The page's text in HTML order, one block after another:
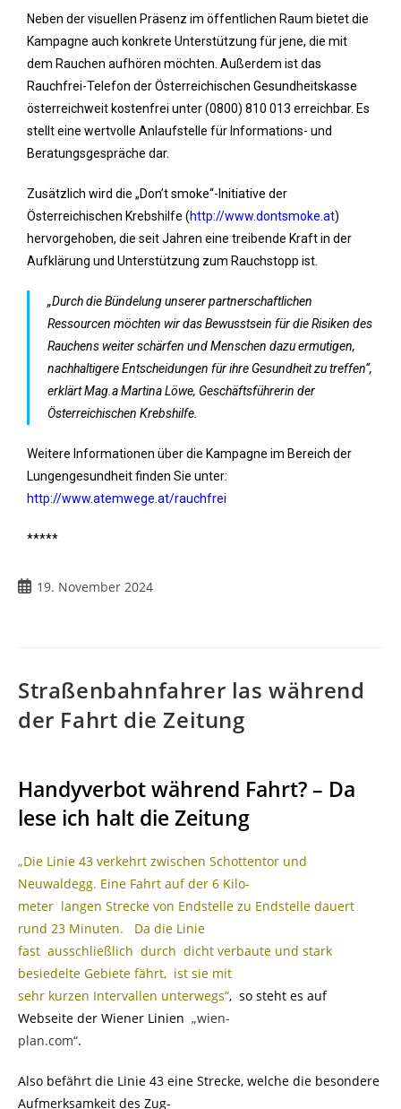
Neben der visuellen Präsenz im öffentlichen Raum bietet die
Kampagne auch konkrete Unterstützung für jene, die mit
dem Rauchen aufhören möchten. Außerdem ist das
Rauchfrei-Telefon der Österreichischen Gesundheitskasse
österreichweit kostenfrei unter (0800) 810 013 erreichbar. Es
stellt eine wertvolle Anlaufstelle für Informations- und
Beratungsgespräche dar.
Zusätzlich wird die „Don’t smoke“-Initiative der
Österreichischen Krebshilfe (http://www.dontsmoke.at)
hervorgehoben, die seit Jahren eine treibende Kraft in der
Aufklärung und Unterstützung zum Rauchstopp ist.
„Durch die Bündelung unserer partnerschaftlichen
Ressourcen möchten wir das Bewusstsein für die Risiken des
Rauchens weiter schärfen und Menschen dazu ermutigen,
nachhaltigere Entscheidungen für ihre Gesundheit zu treffen“,
erklärt Mag.a Martina Löwe, Geschäftsführerin der
Österreichischen Krebshilfe.
Weitere Informationen über die Kampagne im Bereich der
Lungengesundheit finden Sie unter:
http://www.atemwege.at/rauchfrei
*****
19. November 2024
Straßenbahnfahrer las während
der Fahrt die Zeitung
Handyverbot während Fahrt? – Da
lese ich halt die Zeitung
„Die Linie 43 verkehrt zwischen Schottentor und
Neuwaldegg. Eine Fahrt auf der 6 Kilo-
meter langen Strecke von Endstelle zu Endstelle dauert
rund 23 Minuten. Da die Linie
fast ausschließlich durch dicht verbaute und stark
besiedelte Gebiete fährt, ist sie mit
sehr kurzen Intervallen unterwegs“, so steht es auf
Webseite der Wiener Linien „wien-
plan.com“.
Also befährt die Linie 43 eine Strecke, welche die besondere
Aufmerksamkeit des Zug-